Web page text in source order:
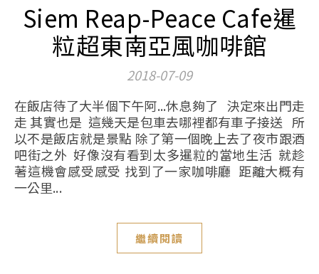
Siem Reap-Peace Cafe暹
粒超東南亞風咖啡館
2018-07-09
在飯店待了大半個下午阿...休息夠了 決定來出門走
走 其實也是 這幾天是包車去哪裡都有車子接送 所
以不是飯店就是景點 除了第一個晚上去了夜市跟酒
吧街之外 好像沒有看到太多暹粒的當地生活 就趁
著這機會感受感受 找到了一家咖啡廳 距離大概有
一公里...
繼續閱讀